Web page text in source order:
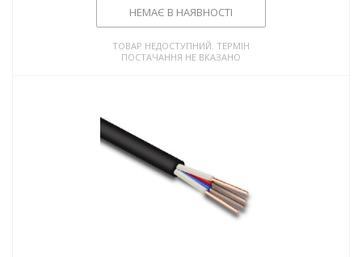
НЕМАЄ В НАЯВНОСТІ
ТОВАР НЕДОСТУПНИЙ. ТЕРМІН
ПОСТАЧАННЯ НЕ ВКАЗАНО